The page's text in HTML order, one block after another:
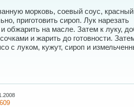
морковь, соевый соус,
приготовить сироп. Лук нарезать
обжарить на масле. Затем к луку,
и жарить до готовности.
с луком, кужут, сироп и